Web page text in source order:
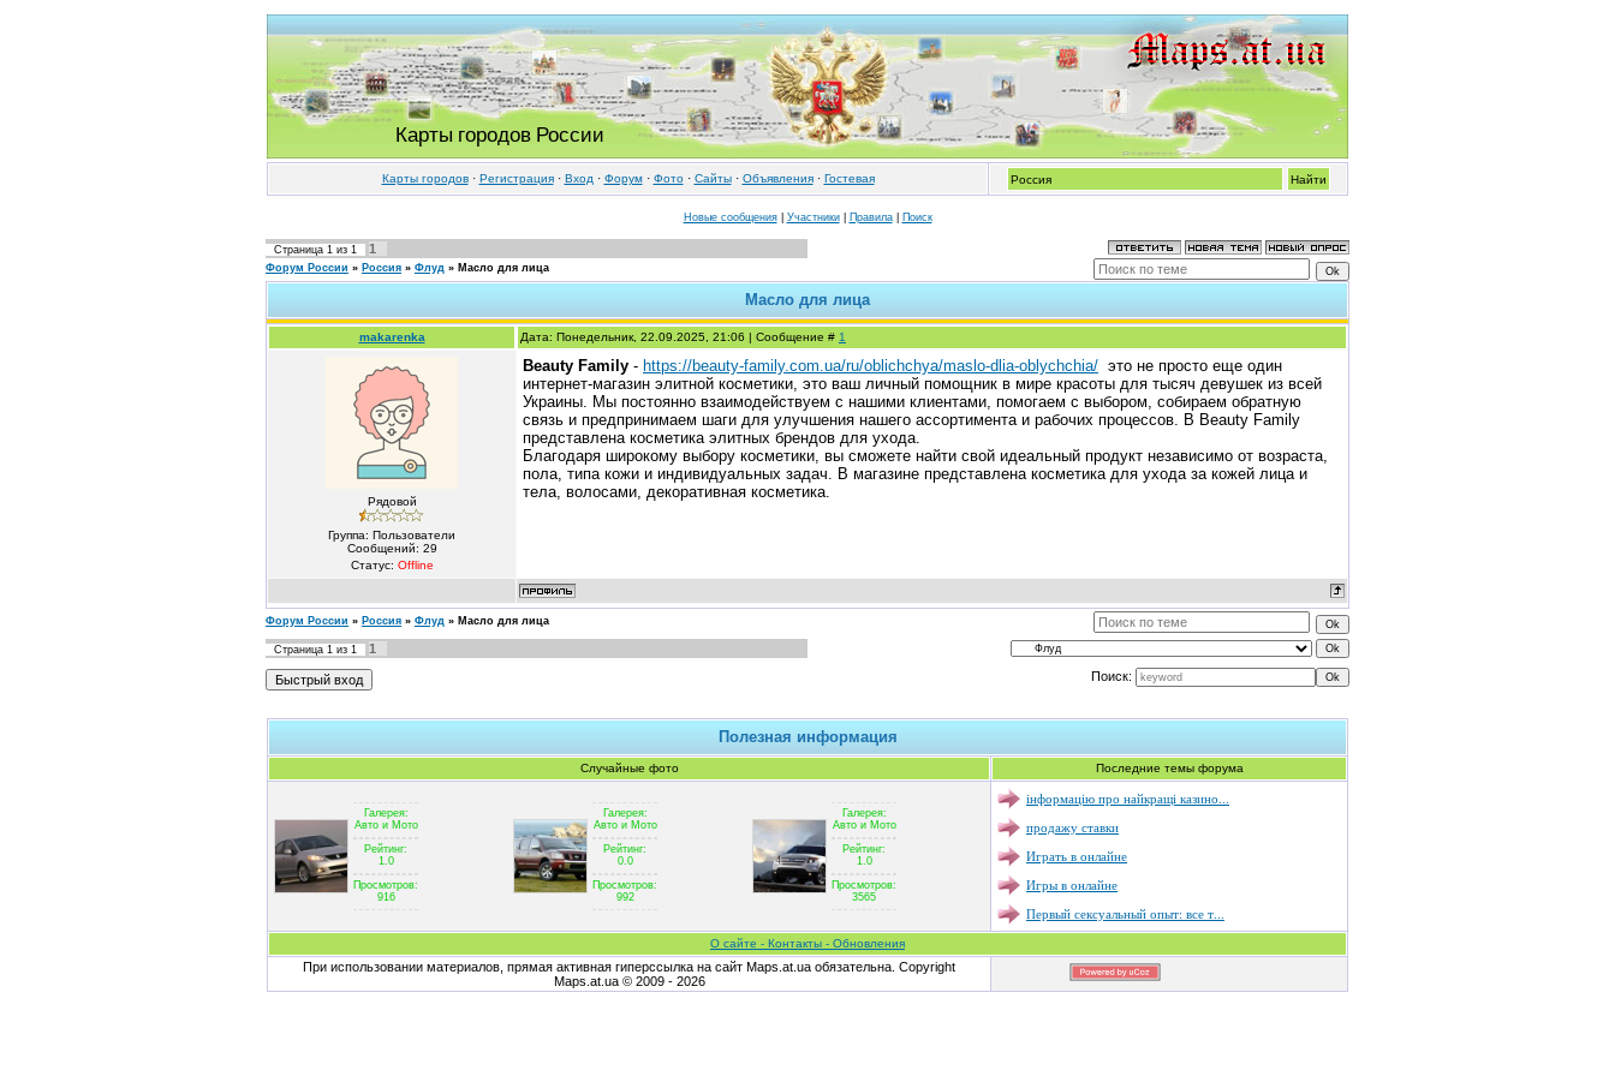
Карты городов России
Карты городов· Регистрация· Вход · Форум· Фото· Cайты· Объявления· Гостевая
Новые сообщения| Участники| Правила| Поиск
Страница 1 из 1 1
Форум России » Россия » Флуд » Масло для лица
Масло для лица
makarenka Дата: Понедельник, 22.09.2025, 21:06 | Сообщение # 1
Рядовой
Группа: Пользователи
Сообщений: 29
Статус: Offline
Beauty Family - https://beauty-family.com.ua/ru/oblichchya/maslo-dlia-oblychchia/ это не просто еще один
интернет-магазин элитной косметики, это ваш личный помощник в мире красоты для тысяч девушек из всей
Украины. Мы постоянно взаимодействуем с нашими клиентами, помогаем с выбором, собираем обратную
связь и предпринимаем шаги для улучшения нашего ассортимента и рабочих процессов. В Beauty Family
представлена косметика элитных брендов для ухода.
Благодаря широкому выбору косметики, вы сможете найти свой идеальный продукт независимо от возраста,
пола, типа кожи и индивидуальных задач. В магазине представлена косметика для ухода за кожей лица и
тела, волосами, декоративная косметика.
Форум России » Россия » Флуд » Масло для лица
Страница 1 из 1
1
Поиск:
Полезная информация
Случайные фото Последние темы форума
Галерея:
Авто и Мото
Рейтинг:
1.0
Просмотров:
916
Галерея:
Авто и Мото
Рейтинг:
0.0
Просмотров:
992
Галерея:
Авто и Мото
Рейтинг:
1.0
Просмотров:
3565
інформацію про найкращі казино...
продажу ставки
Играть в онлайне
Игры в онлайне
Первый сексуальный опыт: все т...
О сайте - Контакты - Обновления
При использовании материалов, прямая активная гиперссылка на сайт Maps.at.ua обязательна. Copyright
Maps.at.ua © 2009 - 2026